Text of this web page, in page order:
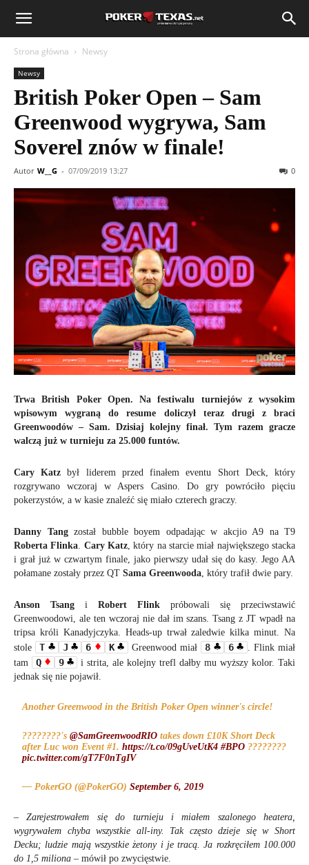
Strona główna Newsy
Newsy
British Poker Open – Sam
Greenwood wygrywa, Sam
Soverel znów w finale!
Autor W__G - 07/09/2019 13:27 0
Trwa British Poker Open. Na festiwalu turniejów z wysokim
wpisowym wygraną do resume doliczył teraz drugi z braci
Greenwoodów – Sam. Dzisiaj kolejny finał. Tym razem gracze
walczą już w turnieju za 25.000 funtów.
Cary Katz był liderem przed finałem eventu Short Deck, który
rozgrywano wczoraj w Aspers Casino. Do gry powróciło pięciu
pokerzystów, a w kasie znaleźć się miało czterech graczy.
Danny Tangzostał bubble boyem odpadając w akcjio A9 na T9
Roberta Flinka. Cary Katz, który na starcie miał największego stacka
i grał już w czwartym finale, jako pierwszy udał się do kasy. Jego AA
połamane zostały przez QT Sama Greenwooda, który trafił dwie pary.
Anson Tsang i Robert Flink próbowali się przeciwstawić
Greenwoodowi, ale ten wczoraj nie dał im szans. Tsang z JT wpadł na
tripsa króli Kanadyjczyka. Heads-up trwał zaledwie kilka minut. Na
stole
T J 6 K Greenwood miał 8 6
. Flink miał
tam
Q 9
i strita, ale kolejny trefl dałby mu wyższy kolor. Taki
jednak się nie pojawił.
Another Greenwood in the British Poker Open winner's circle!
????????'s@SamGreenwoodRIO takes down £10K Short Deck
after Luc won Event #1.https://t.co/09gUveUtK4 #BPO ????????
pic.twitter.com/gT7F0nTgIV
— PokerGO (@PokerGO)September 6, 2019
– Zarejestrowałem się do turnieju i miałem szalonego heatera,
wygrywałem chyba wszystkie all-iny. Tak często dzieje się w Short
Decku; ludzie mają wszystkie żetony i je tracą. Ja rozkręciłem 100.000
do 1,5 miliona – mówił po zwycięstwie.